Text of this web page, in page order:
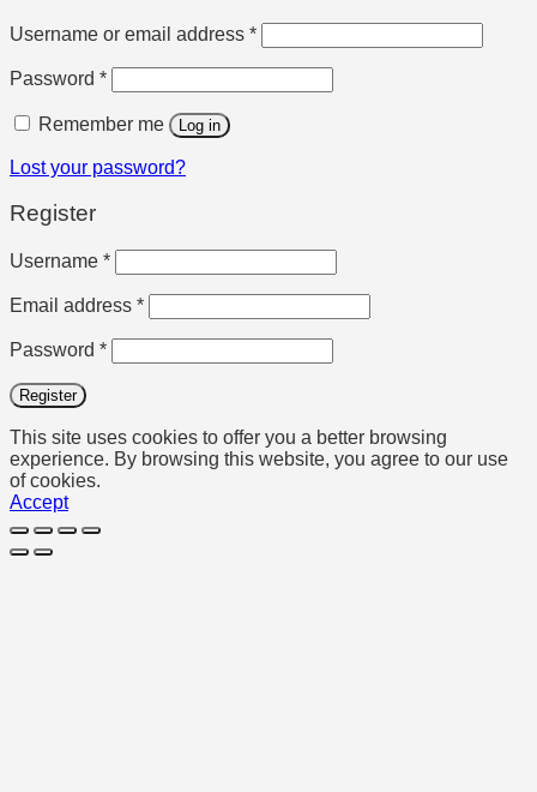
Username or email address *Required
Password *Required
Remember me Log in
Lost your password?
Register
Username *Required
Email address *Required
Password *Required
Register
This site uses cookies to offer you a better browsing
experience. By browsing this website, you agree to our use
of cookies.
Accept